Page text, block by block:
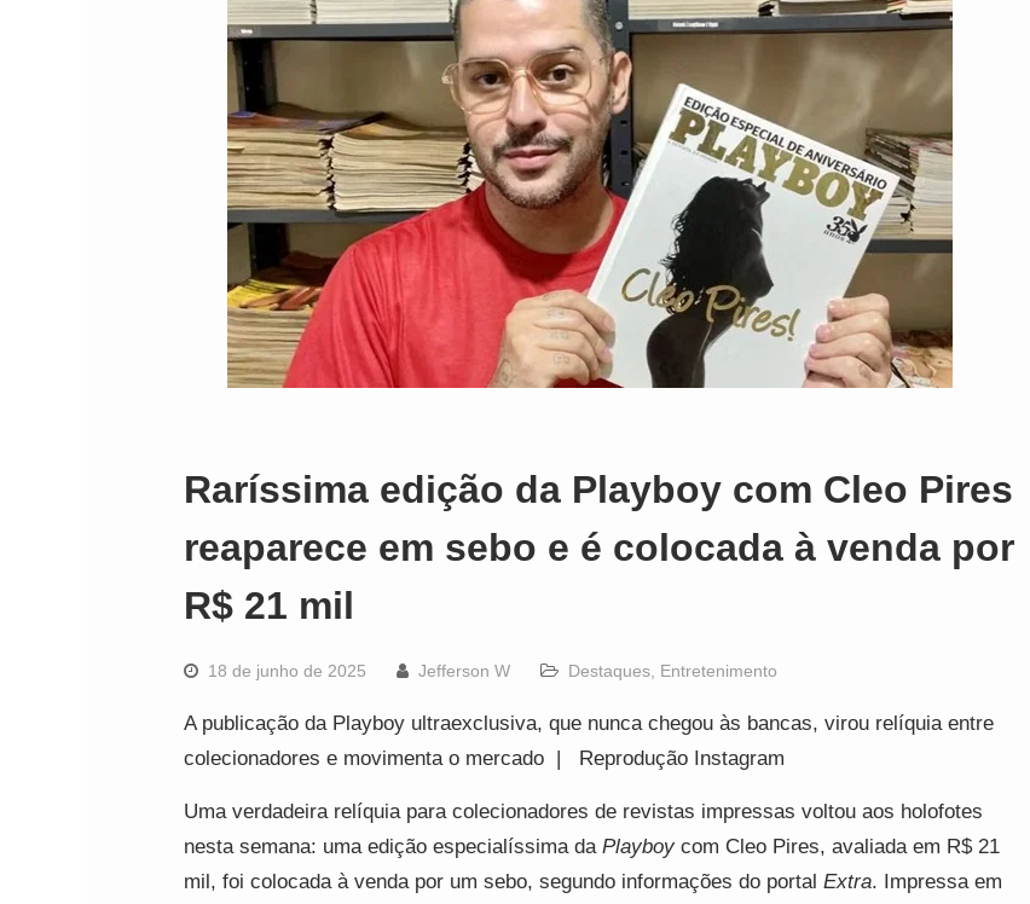
Comando Vermelho
Raríssima edição da Playboy com Cleo Pires
reaparece em sebo e é colocada à venda por
R$ 21 mil
18 de junho de 2025 Jefferson W Destaques Entretenimento
A publicação da Playboy ultraexclusiva, que nunca chegou às bancas, virou relíquia entre
colecionadores e movimenta o mercado | Reprodução Instagram
Uma verdadeira relíquia para colecionadores de revistas impressas voltou aos holofotes
nesta semana: uma edição especialíssima da Playboy com Cleo Pires, avaliada em R$ 21
mil, foi colocada à venda por um sebo, segundo informações do portal Extra. Impressa em